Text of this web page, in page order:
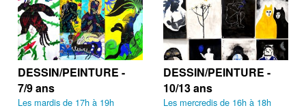
DESSIN/PEINTURE -
7/9 ans
Les mardis de 17h à 19h
DESSIN/PEINTURE -
10/13 ans
Les mercredis de 16h à 18h